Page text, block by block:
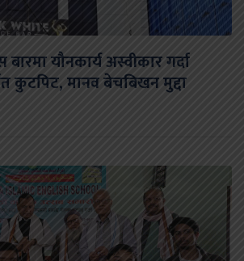
यौनकार्य अस्वीकार गर्दा
कुटपिट, मानव बेचबिखन मुद्दा